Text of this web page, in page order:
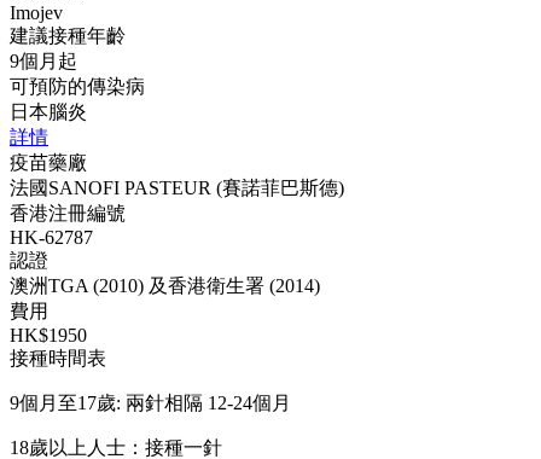
Imojev
建議接種年齡
9個月起
可預防的傳染病
日本腦炎
詳情
疫苗藥廠
法國SANOFI PASTEUR (賽諾菲巴斯德)
香港注冊編號
HK-62787
認證
澳洲TGA (2010) 及香港衛生署 (2014)
費用
HK$1950
接種時間表
9個月至17歲: 兩針相隔 12-24個月
18歲以上人士：接種一針